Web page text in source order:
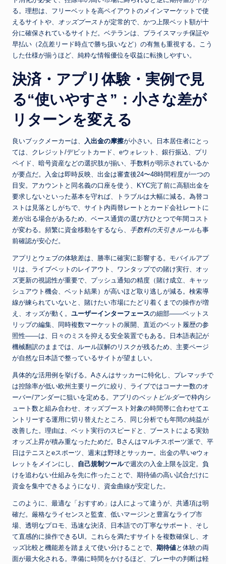
る。理想は、フリーベットを高ペイアウトのメインマーケットで使
えるサイトや、 オッズブーストが定常的で、かつ上限ベット額が十
分に確保されているサイトだ。ベテランは、プライスマッチ保証や
早払い（2点差リード時点で勝ち扱いなど）の有無も重視する。こう
した仕様が揃うほど、純粋な情報優位を収益に転換しやすい。
決済・アプリ体験・実例で見
る“使いやすさ”：小さな差が
リターンを変える
良いブックメーカーは、 入出金の摩擦が小さい。日本居住者にとっ
ては、クレジット/デビットカード、eウォレット、銀行振込、プリ
ペイド、暗号資産などの選択肢が揃い、手数料が明示されているか
が要点だ。入金は即時反映、出金は審査後24〜48時間程度が一つの
目安。アカウントと同名義の口座を使う、KYC完了前に高額出金を
要求しないといった基本を守れば、トラブルは大幅に減る。為替コ
ストは見落としがちで、サイト内両替レートとカード会社レートに
差が出る場合があるため、ベース通貨の選び方ひとつで年間コスト
が変わる。頻繁に資金移動をするなら、 手数料の天引きルールも事
前確認が安心だ。
アプリとウェブの体験差は、勝率に確実に影響する。モバイルアプ
リは、ライブベットのレイアウト、ワンタップでの賭け実行、オッ
ズ更新の視認性が重要で、プッシュ通知の精度（賭け成立、キャッ
シュアウト機会、ベット結果）が高いほど取り逃しが減る。検索導
線が練られていないと、賭けたい市場にたどり着くまでの操作が増
え、オッズが動く。 ユーザーインターフェースの細部――ベットス
リップの編集、同時複数マーケットの展開、直近のベット履歴の参
照性――は、日々のミスを抑える安全装置でもある。日本語表記が
機械翻訳のままでは、ルール誤解のリスクが残るため、主要ページ
が自然な日本語で整っているサイトが望ましい。
具体的な活用例を挙げる。Aさんはサッカーに特化し、プレマッチで
は控除率が低い欧州主要リーグに絞り、ライブではコーナー数のオ
ーバー/アンダーに狙いを定める。アプリのベットビルダーで枠内シ
ュート数と組み合わせ、オッズブースト対象の時間帯に合わせてエ
ントリーする運用に切り替えたところ、同じ分析でも年間の純益が
改善した。理由は、ベット実行のスピードと、ブーストによる実効
オッズ上昇が積み重なったためだ。Bさんはマルチスポーツ派で、平
日はテニスとeスポーツ、週末は野球とサッカー。出金の早いeウォ
レットをメインにし、 自己規制ツールで週次の入金上限を設定。負
けを追わない仕組みを先に作ったことで、期待値の高い試合だけに
資金を集中できるようになり、資金曲線が安定した。
このように、最適な「おすすめ」は人によって違うが、共通項は明
確だ。厳格なライセンスと監査、低いマージンと豊富なライブ市
場、透明なプロモ、迅速な決済、日本語での丁寧なサポート、そし
て直感的に操作できるUI。これらを満たすサイトを複数確保し、オ
ッズ比較と機能差を踏まえて使い分けることで、 期待値と体験の両
面が最大化される。準備に時間をかけるほど、プレー中の判断は軽